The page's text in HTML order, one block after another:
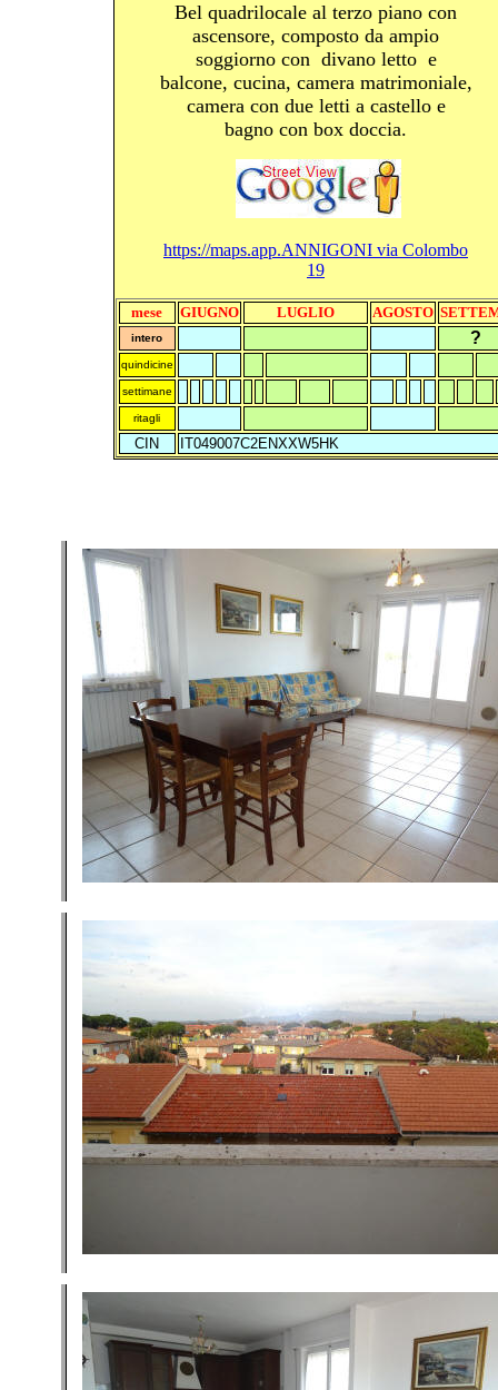
Bel quadrilocale al terzo piano con
ascensore, composto da ampio
soggiorno con divano letto e
balcone, cucina, camera matrimoniale,
camera con due letti a castello e
bagno con box doccia.
https://maps.app.ANNIGONI via Colombo
19
mese GIUGNO LUGLIO AGOSTO
intero ?
quindicine
settimane
ritagli
CIN IT049007C2ENXXW5HK